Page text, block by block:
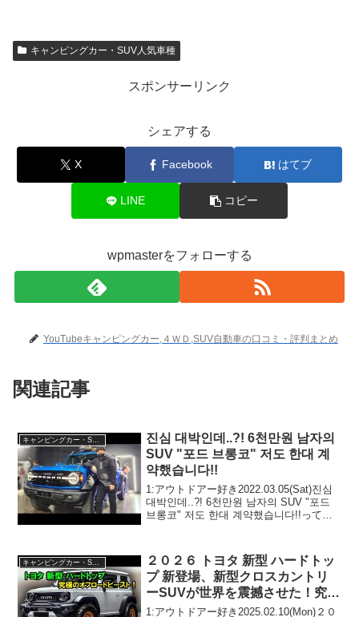
キャンピングカー・SUV人気車種
スポンサーリンク
シェアする
X Facebook はてブ
LINE コピー
wpmasterをフォローする
YouTubeキャンピングカー,４ＷＤ,SUV自動車の口コミ・評判まとめ
関連記事
キャンピングカー・SUV人気車種
진심 대박인데..?! 6천만원 남자의
SUV "포드 브롱코" 저도 한대 계
약했습니다!!
1:アウトドアー好き2022.03.05(Sat)진심
대박인데..?! 6천만원 남자의 SUV "포드
브롱코" 저도 한대 계약했습니다!!って人
２０２６ トヨタ 新型 ハードトッ
プ 新登場、新型クロスカントリ
ーSUVが世界を震撼させた！究極
のオフロードビースト、現代のア
1:アウトドアー好き2025.02.10(Mon)２０